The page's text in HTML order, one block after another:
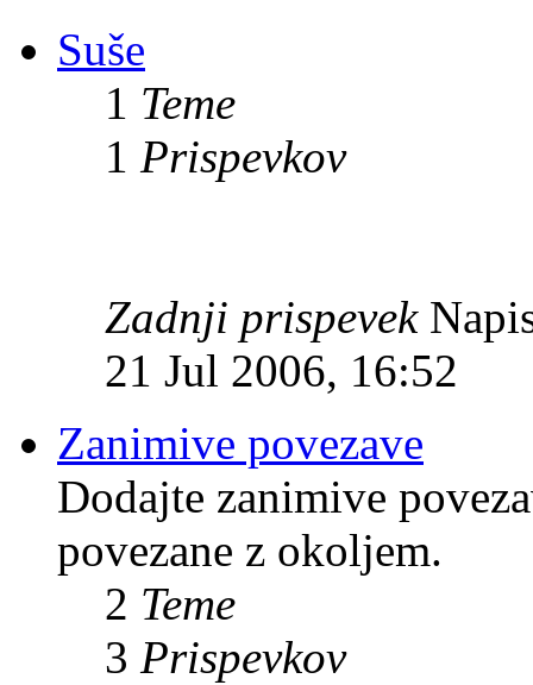
Suše
1 Teme
1 Prispevkov
Zadnji prispevek
21 Jul 2006, 16:52
Zanimive povezave
Dodajte zanimive
povezane z okoljem.
2 Teme
3 Prispevkov